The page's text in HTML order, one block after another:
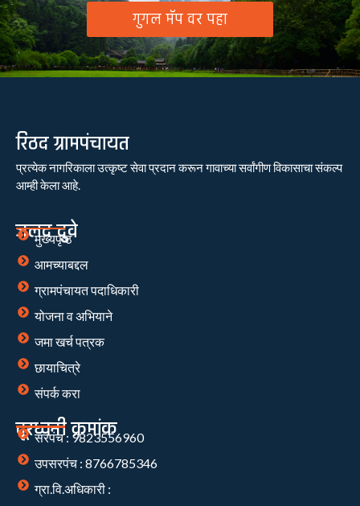
गुगल मॅप वर पहा
रिठद ग्रामपंचायत
प्रत्येक नागरिकाला उत्कृष्ट सेवा प्रदान करून गावाच्या सर्वांगीण विकासाचा संकल्प
आम्ही केला आहे.
जलद दुवे
मुख्यपृष्ठ
आमच्याबद्दल
ग्रामपंचायत पदाधिकारी
योजना व अभियाने
जमा खर्च पत्रक
छायाचित्रे
संपर्क करा
दूरध्वनी क्रमांक
सरपंच : 9823556960
उपसरपंच : 8766785346
ग्रा.वि.अधिकारी :